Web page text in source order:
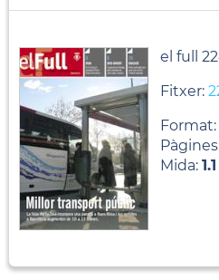
el full
Fitxer:
Format:
Mida: 1.1